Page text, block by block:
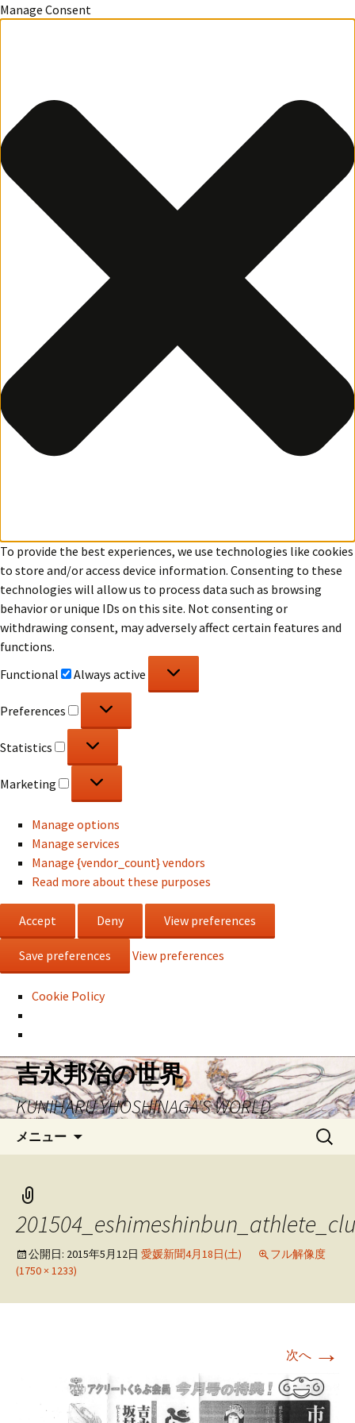
Manage Consent
To provide the best experiences, we use technologies like cookies
to store and/or access device information. Consenting to these
technologies will allow us to process data such as browsing
behavior or unique IDs on this site. Not consenting or
withdrawing consent, may adversely affect certain features and
functions.
Functional
Always active
Preferences
Statistics
Marketing
Manage options
Manage services
Manage {vendor_count} vendors
Read more about these purposes
Accept Deny View preferences
Save preferences View preferences
Cookie Policy
コ
ン
テ
ン
へ
吉永邦治の世界
KUNIHARU YHOSHINAGA'S WORLD
メニュー
検
索:
公開日: 2015年5月12日 愛媛新聞4月18日(土)
フル解像度
(1750 × 1233)
次へ →